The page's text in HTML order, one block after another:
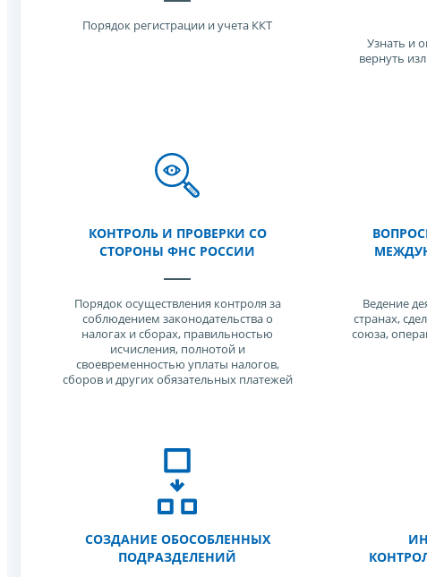
Порядок регистрации и учета ККТ
Узнать и
вернуть
КОНТРОЛЬ И ПРОВЕРКИ СО
СТОРОНЫ ФНС РОССИИ
Порядок осуществления контроля за
соблюдением законодательства о
налогах и сборах, правильностью
исчисления, полнотой и
своевременностью уплаты налогов,
сборов и других обязательных платежей
Ведение
странах,
союза,
СОЗДАНИЕ ОБОСОБЛЕННЫХ
ПОДРАЗДЕЛЕНИЙ